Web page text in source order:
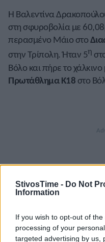
StivosTime - Do Not
Information
If you wish to opt-out of
processing of your
targeted advertising by us,
A+ A- A±
Η Βαλεντίνα
στη σφυροβολία με
περασμένο Μάιο στο
στην Τρίπολη. Ήταν 5η
Βόλο και πήρε το χάλκινο
Πρωτάθλημα Κ18 στο